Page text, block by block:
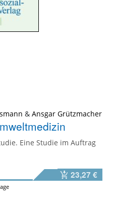
& Ansgar Grützmacher
Eine Studie im Auftrag
23,27 €